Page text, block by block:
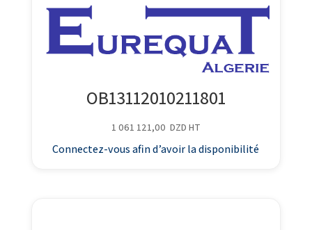
OB13112010211801
1 061 121,00 DZD HT
Connectez-vous afin d’avoir la disponibilité